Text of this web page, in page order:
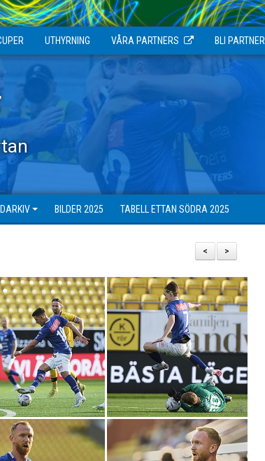
UTHYRNING VÅRA PARTNERS BLI PARTNER
BILDER 2025 TABELL ETTAN SÖDRA 2025
>
<